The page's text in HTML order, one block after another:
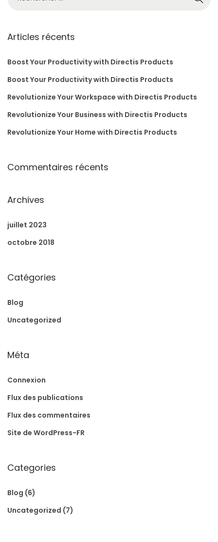
Articles récents
Boost Your Productivity with Directis Products
Boost Your Productivity with Directis Products
Revolutionize Your Workspace with Directis Products
Revolutionize Your Business with Directis Products
Revolutionize Your Home with Directis Products
Commentaires récents
Archives
juillet 2023
octobre 2018
Catégories
Blog
Uncategorized
Méta
Connexion
Flux des publications
Flux des commentaires
Site de WordPress-FR
Categories
Blog (6)
Uncategorized (7)